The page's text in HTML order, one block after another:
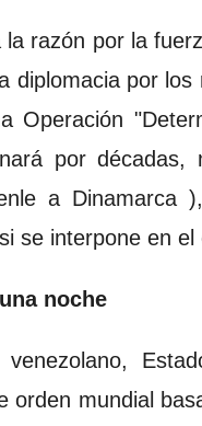
razón por la
diplomacia por
Operación
por décadas,
a Dinamarca
se interpone en
noche
orden mundial